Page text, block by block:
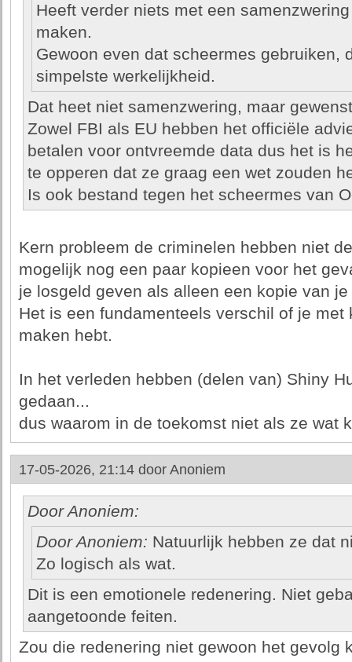
Heeft verder niets met een
maken.
Gewoon even dat scheermes gebruiken,
simpelste werkelijkheid.
Dat heet niet samenzwering, maar
Zowel FBI als EU hebben het officiële
betalen voor ontvreemde data dus het is
te opperen dat ze graag een wet zouden
Is ook bestand tegen het scheermes van
Kern probleem de criminelen hebben niet
mogelijk nog een paar kopieen voor het
je losgeld geven als alleen een kopie van
Het is een fundamenteels verschil of je
maken hebt.
In het verleden hebben (delen van) Shiny
gedaan...
dus waarom in de toekomst niet als ze wat
17-05-2026, 21:14 door Anoniem
Door Anoniem:
Door Anoniem: Natuurlijk hebben ze dat
Zo logisch als wat.
Dit is een emotionele redenering. Niet
aangetoonde feiten.
Zou die redenering niet gewoon het gevolg